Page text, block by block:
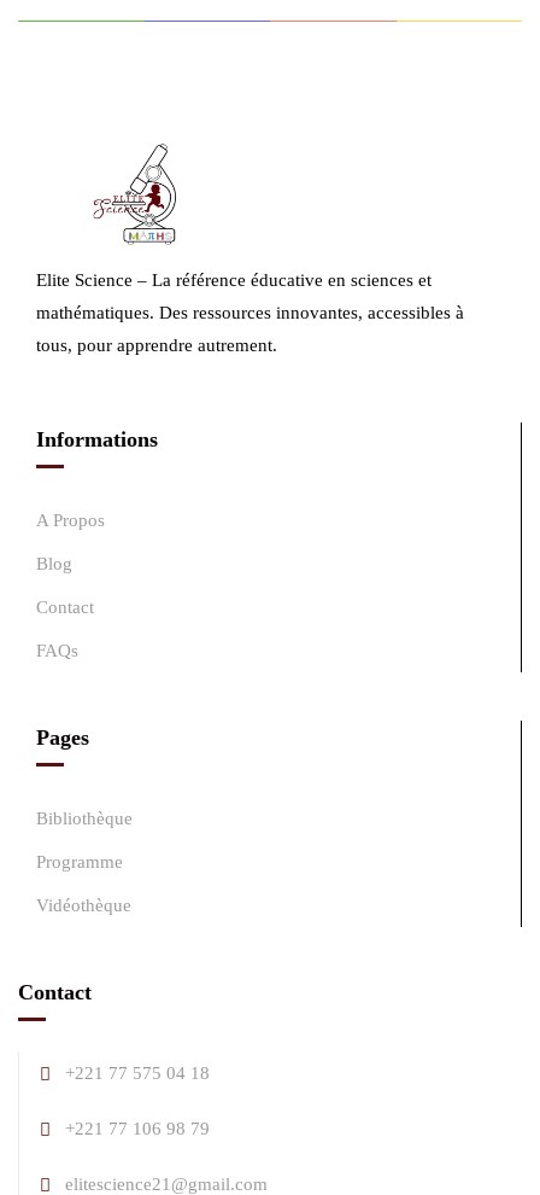
Elite Science – La référence éducative en sciences et
mathématiques. Des ressources innovantes, accessibles à
tous, pour apprendre autrement.
Informations
A Propos
Blog
Contact
FAQs
Pages
Bibliothèque
Programme
Vidéothèque
Contact
+221 77 575 04 18
+221 77 106 98 79
elitescience21@gmail.com